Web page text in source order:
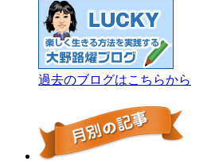
過去のブログはこちらから